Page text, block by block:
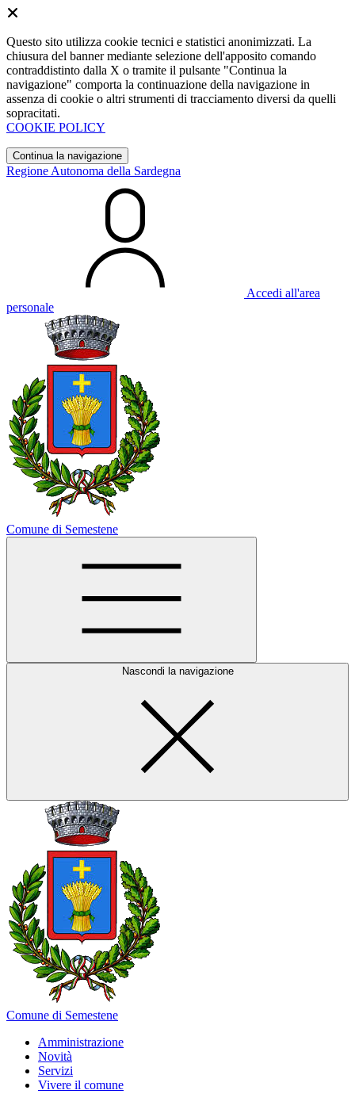
Questo sito utilizza cookie tecnici e statistici anonimizzati. La
chiusura del banner mediante selezione dell'apposito comando
contraddistinto dalla X o tramite il pulsante "Continua la
navigazione" comporta la continuazione della navigazione in
assenza di cookie o altri strumenti di tracciamento diversi da quelli
sopracitati.
COOKIE POLICY
Continua la navigazione
Regione Autonoma della Sardegna
Accedi all'area
personale
Comune di Semestene
Nascondi la navigazione
Comune di Semestene
Amministrazione
Novità
Servizi
Vivere il comune